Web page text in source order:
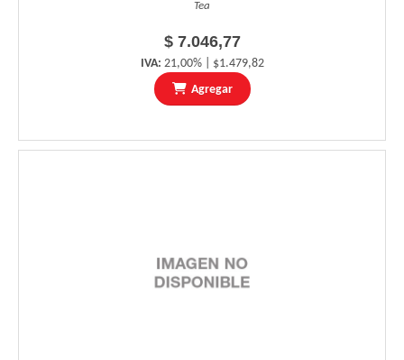
Tea
$ 7.046,77
IVA: 21,00% | $1.479,82
Agregar